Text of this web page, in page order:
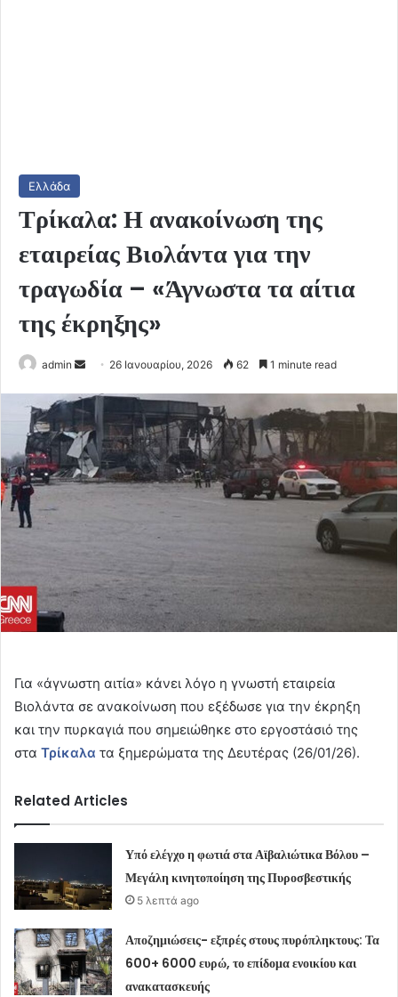
Ελλάδα
Τρίκαλα: Η ανακοίνωση της
εταιρείας Βιολάντα για την
τραγωδία – «Άγνωστα τα αίτια
της έκρηξης»
admin
Send 26 Ιανουαρίου, 2026 62 1 minute read
Για «άγνωστη αιτία» κάνει λόγο η γνωστή εταιρεία
Βιολάντα σε ανακοίνωση που εξέδωσε για την έκρηξη
και την πυρκαγιά που σημειώθηκε στο εργοστάσιό της
στα Τρίκαλα τα ξημερώματα της Δευτέρας (26/01/26).
Related Articles
Υπό ελέγχο η φωτιά στα Αϊβαλιώτικα Βόλου –
Μεγάλη κινητοποίηση της Πυροσβεστικής
5 λεπτά ago
Αποζημιώσεις- εξπρές στους πυρόπληκτους: Τα
600+ 6000 ευρώ, το επίδομα ενοικίου και
ανακατασκευής